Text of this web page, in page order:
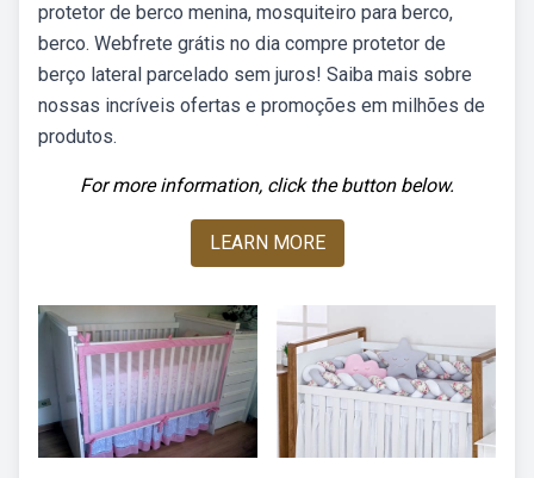
protetor de berco menina, mosquiteiro para berco,
berco. Webfrete grátis no dia compre protetor de
berço lateral parcelado sem juros! Saiba mais sobre
nossas incríveis ofertas e promoções em milhões de
produtos.
For more information, click the button below.
LEARN MORE